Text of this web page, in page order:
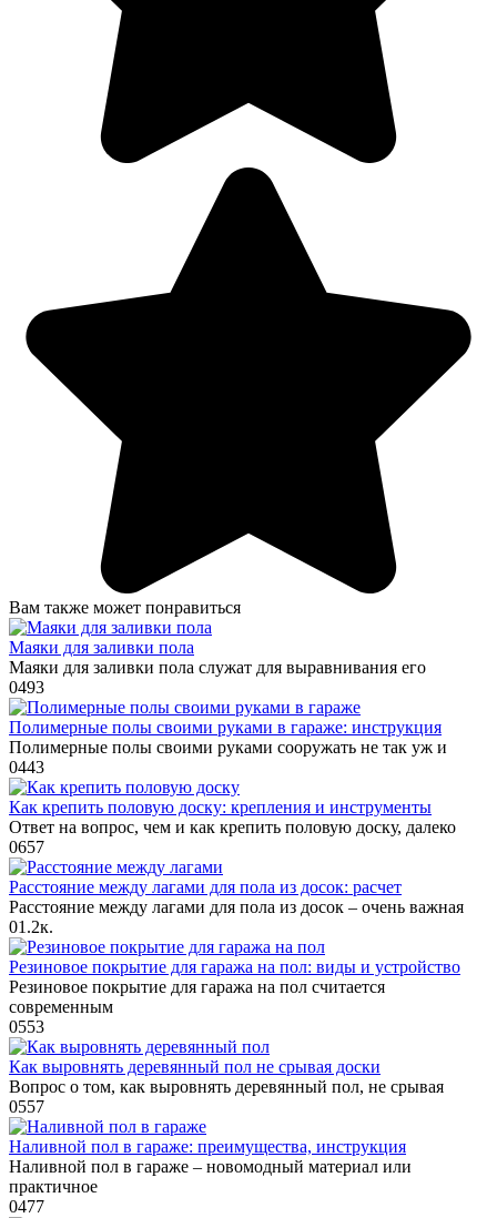
Вам также может понравиться
Маяки для заливки пола
Маяки для заливки пола служат для выравнивания его
0493
Полимерные полы своими руками в гараже: инструкция
Полимерные полы своими руками сооружать не так уж и
0443
Как крепить половую доску: крепления и инструменты
Ответ на вопрос, чем и как крепить половую доску, далеко
0657
Расстояние между лагами для пола из досок: расчет
Расстояние между лагами для пола из досок – очень важная
01.2к.
Резиновое покрытие для гаража на пол: виды и устройство
Резиновое покрытие для гаража на пол считается
современным
0553
Как выровнять деревянный пол не срывая доски
Вопрос о том, как выровнять деревянный пол, не срывая
0557
Наливной пол в гараже: преимущества, инструкция
Наливной пол в гараже – новомодный материал или
практичное
0477